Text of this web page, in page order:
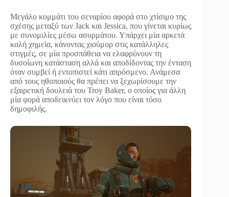
Μεγάλο κομμάτι του σεναρίου αφορά στο χτίσιμο της
σχέσης μεταξύ των Jack και Jessica, που γίνεται κυρίως
με συνομιλίες μέσω ασυρμάτου. Υπάρχει μία αρκετά
καλή χημεία, κάνοντας χιούμορ στις κατάλληλες
στιγμές, σε μία προσπάθεια να ελαφρύνουν τη
δυσοίωνη κατάσταση αλλά και αποδίδοντας την ένταση
όταν συμβεί ή εντοπιστεί κάτι απρόσμενο. Ανάμεσα
από τους ηθοποιούς θα πρέπει να ξεχωρίσουμε την
εξαιρετική δουλειά του Troy Baker, ο οποίος για άλλη
μία φορά αποδεικνύει τον λόγο που είναι τόσο
δημοφιλής.